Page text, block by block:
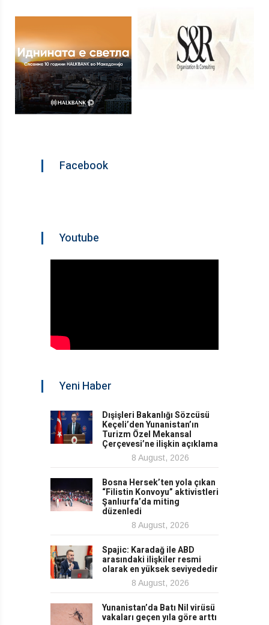
Facebook
Youtube
Yeni Haber
Dışişleri Bakanlığı Sözcüsü
Keçeli’den Yunanistan’ın
Turizm Özel Mekansal
Çerçevesi’ne ilişkin açıklama
8 August, 2026
Bosna Hersek’ten yola çıkan
“Filistin Konvoyu” aktivistleri
Şanlıurfa’da miting
düzenledi
8 August, 2026
Spajic: Karadağ ile ABD
arasındaki ilişkiler resmi
olarak en yüksek seviyededir
8 August, 2026
Yunanistan’da Batı Nil virüsü
vakaları geçen yıla göre arttı